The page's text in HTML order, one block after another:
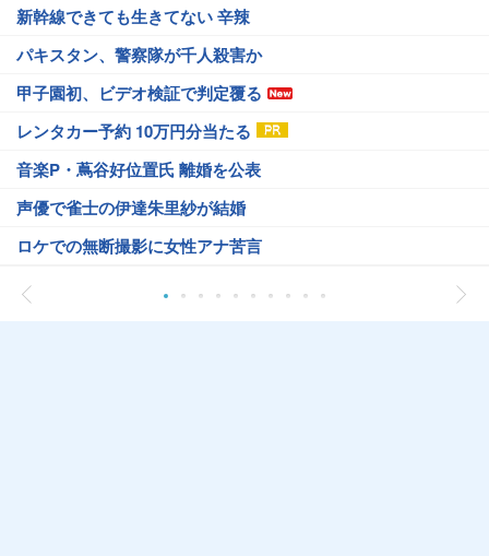
新幹線できても生きてない 辛辣
パキスタン、警察隊が千人殺害か
甲子園初、ビデオ検証で判定覆る
レンタカー予約 10万円分当たる
音楽P・蔦谷好位置氏 離婚を公表
声優で雀士の伊達朱里紗が結婚
ロケでの無断撮影に女性アナ苦言